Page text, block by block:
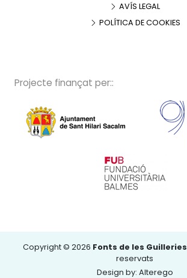
AVÍS LEGAL
POLÍTICA DE COOKIES
Projecte finançat per::
Copyright © 2026 Fonts de les Guilleries
reservats
Design by: Alterego